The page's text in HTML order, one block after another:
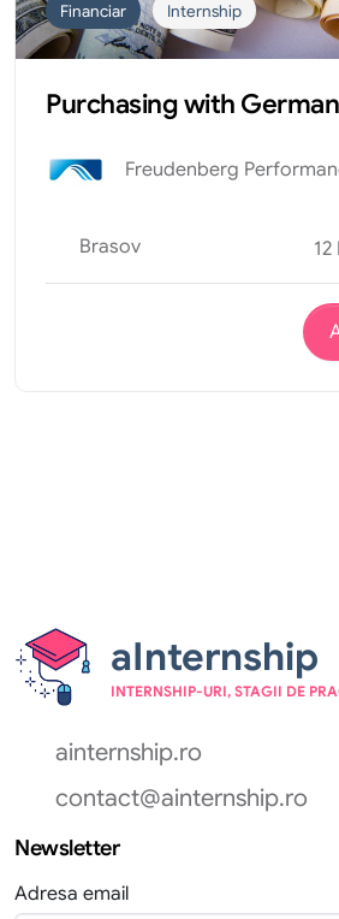
Financiar Internship
Purchasing with German
Freudenberg
Brasov
aInternship
INTERNSHIP-URI, STAGII DE
ainternship.ro
contact@ainternship.ro
Newsletter
Adresa email